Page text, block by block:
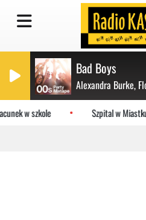
Bad Boys
Alexandra Burke,
w szkole Szpital w